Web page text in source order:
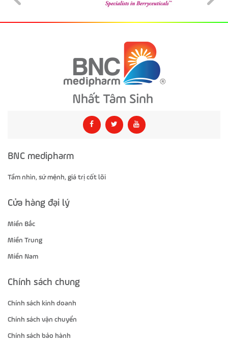
BNC medipharm
Tầm nhìn, sứ mệnh, giá trị cốt lõi
Cửa hàng đại lý
Miền Bắc
Miền Trung
Miền Nam
Chính sách chung
Chính sách kinh doanh
Chính sách vận chuyển
Chính sách bảo hành